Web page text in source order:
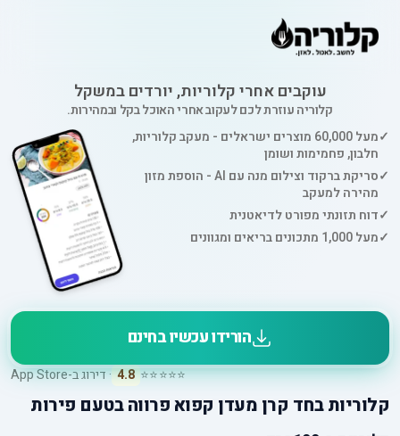
עוקבים אחרי קלוריות, יורדים במשקל
קלוריה עוזרת לכם לעקוב אחרי האוכל בקל ובמהירות.
✓
מעל 60,000 מוצרים ישראלים - מעקב קלוריות,
חלבון, פחמימות ושומן
✓
סריקת ברקוד וצילום מנה עם AI - הוספת מזון
מהירה למעקב
✓דוח תזונתי מפורט לדיאטנית
✓מעל 1,000 מתכונים בריאים ומגוונים
הורידו עכשיו בחינם
⭐⭐⭐⭐⭐
4.8 · דירוג ב-App Store
קלוריותבחד קרן מעדן קפוא פרווה בטעם פירות